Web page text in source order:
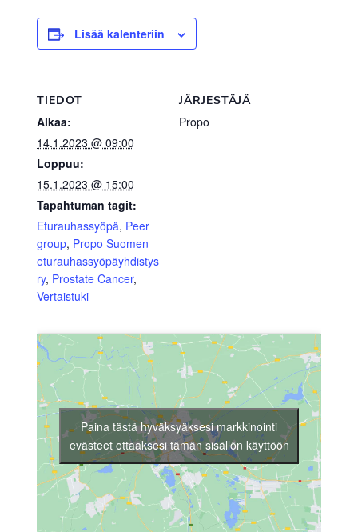
Lisää kalenteriin
TIEDOT
Alkaa:
14.1.2023 @ 09:00
Loppuu:
15.1.2023 @ 15:00
Tapahtuman tagit:
Eturauhassyöpä, Peer
group, Propo Suomen
eturauhassyöpäyhdistys
ry, Prostate Cancer,
Vertaistuki
JÄRJESTÄJÄ
Propo
Paina tästä hyväksyäksesi markkinointi
evästeet ottaaksesi tämän sisällön käyttöön